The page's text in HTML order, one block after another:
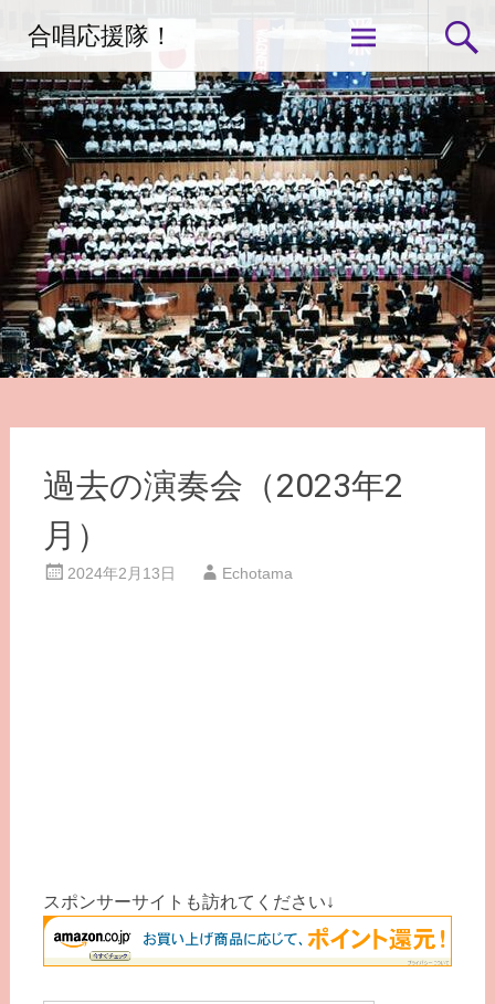
ン
ツ
へ
ス
合唱応援隊！
過去の演奏会（2023年2
月）
2024年2月13日 Echotama
スポンサーサイトも訪れてください↓